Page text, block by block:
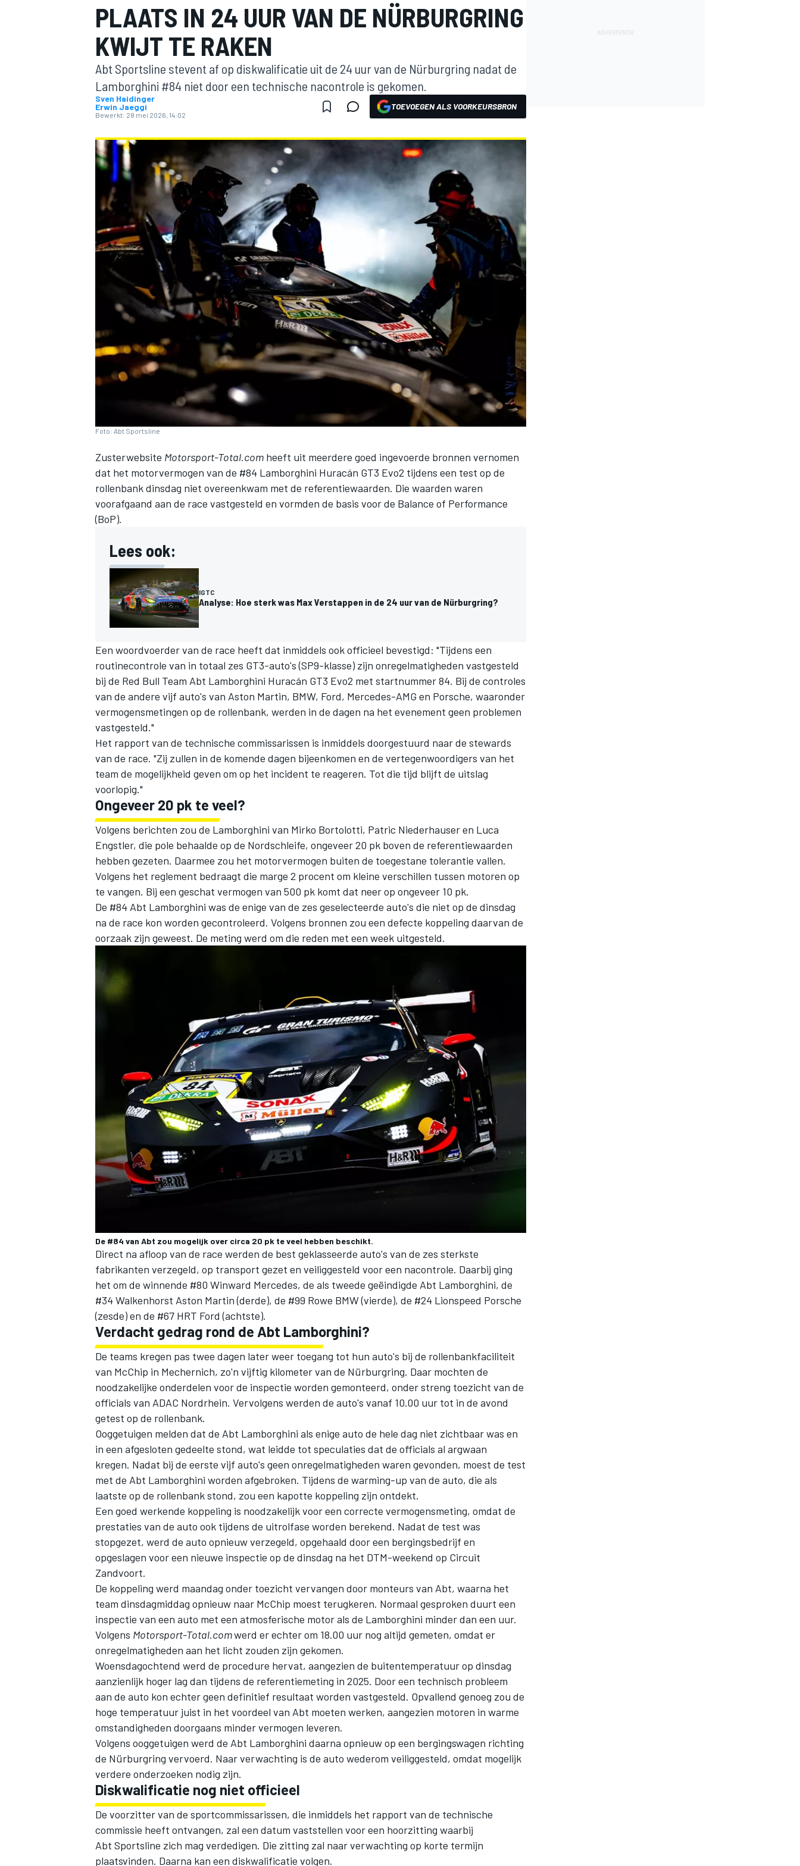
INDYCAR
WEC DTM
MEER RACEKLASSEN
PLAATS IN 24 UUR VAN DE NÜRBURGRING
KWIJT TE RAKEN
Abt Sportsline stevent af op diskwalificatie uit de 24 uur van de Nürburgring nadat de
Lamborghini #84 niet door een technische nacontrole is gekomen.
Sven Haidinger
Erwin Jaeggi
Bewerkt: 28 mei 2026, 14:02
TOEVOEGEN ALS VOORKEURSBRON
Foto: Abt Sportsline
Zusterwebsite Motorsport-Total.com heeft uit meerdere goed ingevoerde bronnen vernomen
dat het motorvermogen van de #84 Lamborghini Huracán GT3 Evo2 tijdens een test op de
rollenbank dinsdag niet overeenkwam met de referentiewaarden. Die waarden waren
voorafgaand aan de race vastgesteld en vormden de basis voor de Balance of Performance
(BoP).
Lees ook:
IGTC
Analyse: Hoe sterk was Max Verstappen in de 24 uur van de Nürburgring?
Een woordvoerder van de race heeft dat inmiddels ook officieel bevestigd: "Tijdens een
routinecontrole van in totaal zes GT3-auto's (SP9-klasse) zijn onregelmatigheden vastgesteld
bij de Red Bull Team Abt Lamborghini Huracán GT3 Evo2 met startnummer 84. Bij de controles
van de andere vijf auto's van Aston Martin, BMW, Ford, Mercedes-AMG en Porsche, waaronder
vermogensmetingen op de rollenbank, werden in de dagen na het evenement geen problemen
vastgesteld."
Het rapport van de technische commissarissen is inmiddels doorgestuurd naar de stewards
van de race. "Zij zullen in de komende dagen bijeenkomen en de vertegenwoordigers van het
team de mogelijkheid geven om op het incident te reageren. Tot die tijd blijft de uitslag
voorlopig."
Ongeveer 20 pk te veel?
Volgens berichten zou de Lamborghini van Mirko Bortolotti, Patric Niederhauser en Luca
Engstler, die pole behaalde op de Nordschleife, ongeveer 20 pk boven de referentiewaarden
hebben gezeten. Daarmee zou het motorvermogen buiten de toegestane tolerantie vallen.
Volgens het reglement bedraagt die marge 2 procent om kleine verschillen tussen motoren op
te vangen. Bij een geschat vermogen van 500 pk komt dat neer op ongeveer 10 pk.
De #84 Abt Lamborghini was de enige van de zes geselecteerde auto's die niet op de dinsdag
na de race kon worden gecontroleerd. Volgens bronnen zou een defecte koppeling daarvan de
oorzaak zijn geweest. De meting werd om die reden met een week uitgesteld.
De #84 van Abt zou mogelijk over circa 20 pk te veel hebben beschikt.
Direct na afloop van de race werden de best geklasseerde auto's van de zes sterkste
fabrikanten verzegeld, op transport gezet en veiliggesteld voor een nacontrole. Daarbij ging
het om de winnende #80 Winward Mercedes, de als tweede geëindigde Abt Lamborghini, de
#34 Walkenhorst Aston Martin (derde), de #99 Rowe BMW (vierde), de #24 Lionspeed Porsche
(zesde) en de #67 HRT Ford (achtste).
Verdacht gedrag rond de Abt Lamborghini?
De teams kregen pas twee dagen later weer toegang tot hun auto's bij de rollenbankfaciliteit
van McChip in Mechernich, zo'n vijftig kilometer van de Nürburgring. Daar mochten de
noodzakelijke onderdelen voor de inspectie worden gemonteerd, onder streng toezicht van de
officials van ADAC Nordrhein. Vervolgens werden de auto's vanaf 10.00 uur tot in de avond
getest op de rollenbank.
Ooggetuigen melden dat de Abt Lamborghini als enige auto de hele dag niet zichtbaar was en
in een afgesloten gedeelte stond, wat leidde tot speculaties dat de officials al argwaan
kregen. Nadat bij de eerste vijf auto's geen onregelmatigheden waren gevonden, moest de test
met de Abt Lamborghini worden afgebroken. Tijdens de warming-up van de auto, die als
laatste op de rollenbank stond, zou een kapotte koppeling zijn ontdekt.
Een goed werkende koppeling is noodzakelijk voor een correcte vermogensmeting, omdat de
prestaties van de auto ook tijdens de uitrolfase worden berekend. Nadat de test was
stopgezet, werd de auto opnieuw verzegeld, opgehaald door een bergingsbedrijf en
opgeslagen voor een nieuwe inspectie op de dinsdag na het DTM-weekend op Circuit
Zandvoort.
De koppeling werd maandag onder toezicht vervangen door monteurs van Abt, waarna het
team dinsdagmiddag opnieuw naar McChip moest terugkeren. Normaal gesproken duurt een
inspectie van een auto met een atmosferische motor als de Lamborghini minder dan een uur.
Volgens Motorsport-Total.comwerd er echter om 18.00 uur nog altijd gemeten, omdat er
onregelmatigheden aan het licht zouden zijn gekomen.
Woensdagochtend werd de procedure hervat, aangezien de buitentemperatuur op dinsdag
aanzienlijk hoger lag dan tijdens de referentiemeting in 2025. Door een technisch probleem
aan de auto kon echter geen definitief resultaat worden vastgesteld. Opvallend genoeg zou de
hoge temperatuur juist in het voordeel van Abt moeten werken, aangezien motoren in warme
omstandigheden doorgaans minder vermogen leveren.
Volgens ooggetuigen werd de Abt Lamborghini daarna opnieuw op een bergingswagen richting
de Nürburgring vervoerd. Naar verwachting is de auto wederom veiliggesteld, omdat mogelijk
verdere onderzoeken nodig zijn.
Diskwalificatie nog niet officieel
De voorzitter van de sportcommissarissen, die inmiddels het rapport van de technische
commissie heeft ontvangen, zal een datum vaststellen voor een hoorzitting waarbij
Abt Sportsline zich mag verdedigen. Die zitting zal naar verwachting op korte termijn
plaatsvinden. Daarna kan een diskwalificatie volgen.